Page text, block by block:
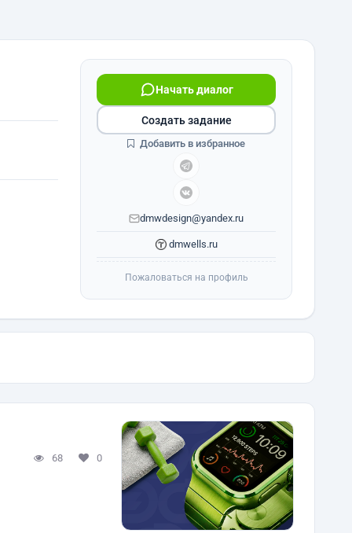
Начать диалог
dmwdesign@yandex.ru
dmwells.ru
Создать задание
Добавить в избранное
Пожаловаться на профиль
68 0